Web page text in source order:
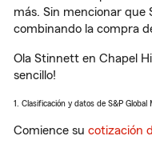
más. Sin mencionar que
combinando la compra
Ola Stinnett en Chapel
sencillo!
1. Clasificación y datos de S&P
Comience su cotización